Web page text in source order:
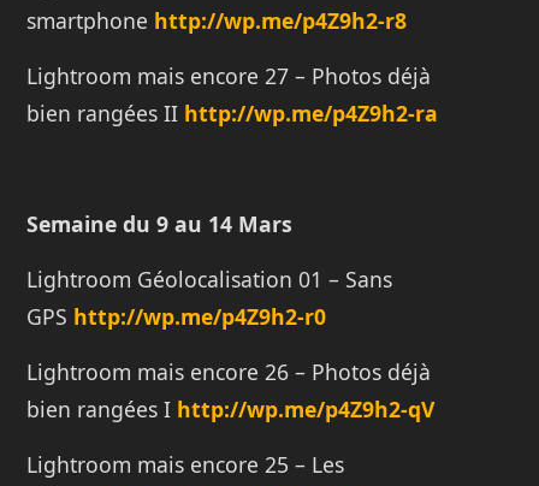
smartphone http://wp.me/p4Z9h2-r8
Lightroom mais encore 27 – Photos déjà
bien rangées II http://wp.me/p4Z9h2-ra
Semaine du 9 au 14 Mars
Lightroom Géolocalisation 01 – Sans
GPS http://wp.me/p4Z9h2-r0
Lightroom mais encore 26 – Photos déjà
bien rangées I http://wp.me/p4Z9h2-qV
Lightroom mais encore 25 – Les